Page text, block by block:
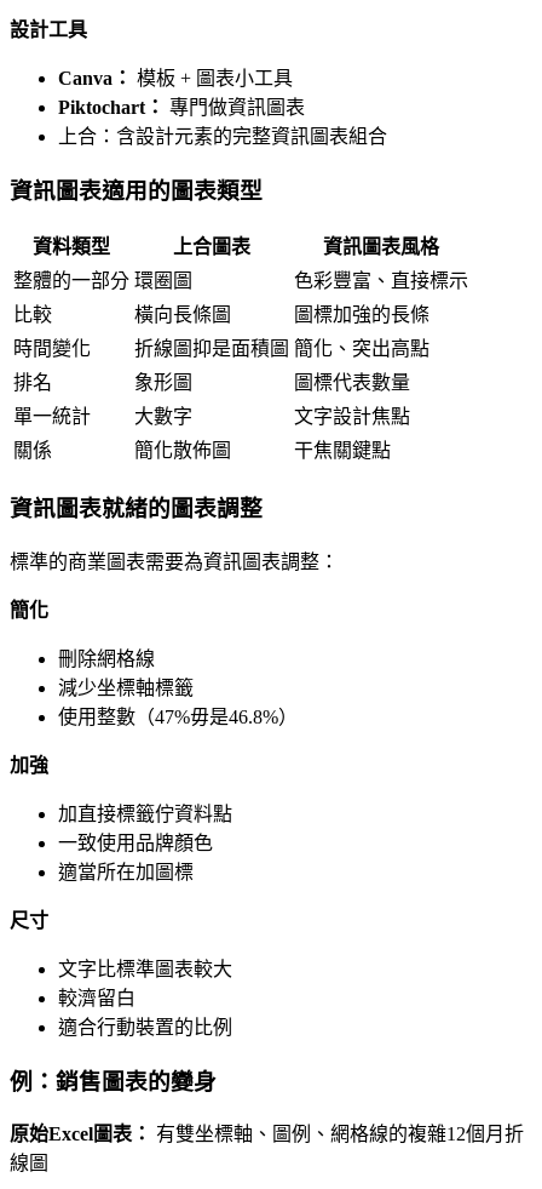
設計工具
Canva： 模板 + 圖表小工具
Piktochart： 專門做資訊圖表
上合：含設計元素的完整資訊圖表組合
資訊圖表適用的圖表類型
資料類型 上合圖表
資訊圖表風格
整體的一部分 環圈圖
色彩豐富、直接標示
比較
橫向長條圖
圖標加強的長條
時間變化
折線圖抑是面積圖 簡化、突出高點
排名
象形圖
圖標代表數量
單一統計
大數字
文字設計焦點
關係
簡化散佈圖 干焦關鍵點
資訊圖表就緒的圖表調整
標準的商業圖表需要為資訊圖表調整：
簡化
刪除網格線
減少坐標軸標籤
使用整數（47%毋是46.8%）
加強
加直接標籤佇資料點
一致使用品牌顏色
適當所在加圖標
尺寸
文字比標準圖表較大
較濟留白
適合行動裝置的比例
例：銷售圖表的變身
原始Excel圖表：
有雙坐標軸、圖例、網格線的複雜12個月折
線圖